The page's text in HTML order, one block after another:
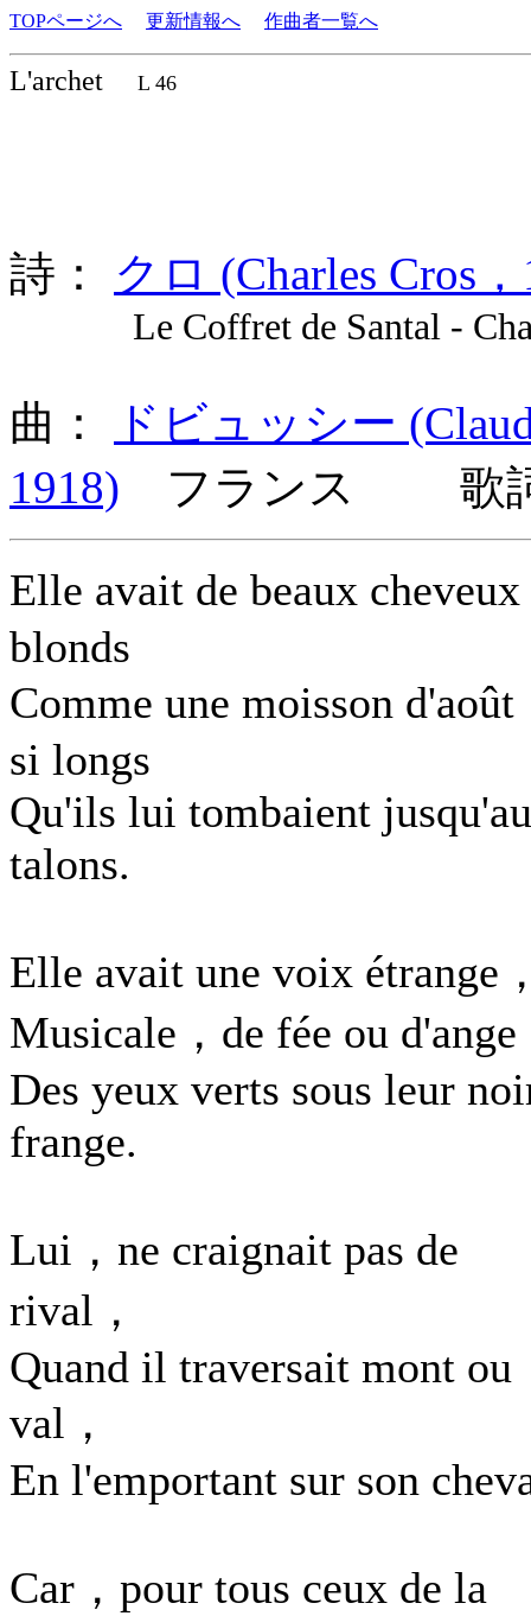
TOPページへ 更新情報へ 作曲者一覧へ
L'archet L 46
詩： クロ (Charles Cros
Le Coffret de Santal -
曲：
ドビュッシー
1918) フランス 歌詞
Elle avait de beaux
blonds
Comme une moisson d'août
si longs
Qu'ils lui tombaient
talons.
Elle avait une voix étrange
Musicale，de fée ou d'ange
Des yeux verts sous leur
frange.
Lui，ne craignait pas de
rival，
Quand il traversait mont ou
val，
En l'emportant sur son
Car，pour tous ceux de la